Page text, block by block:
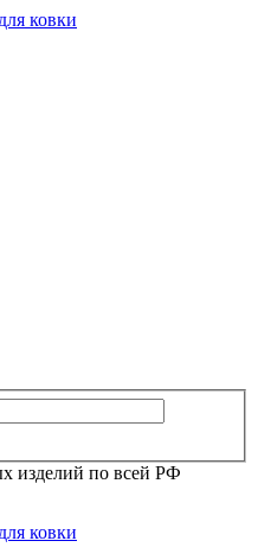
изделий по всей РФ